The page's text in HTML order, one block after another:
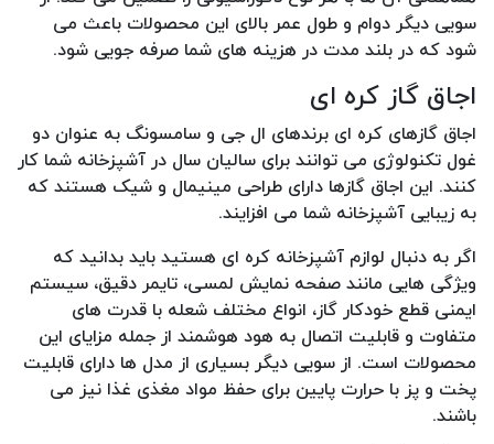
سویی دیگر دوام و طول عمر بالای این محصولات باعث می
شود که در بلند مدت در هزینه های شما صرفه جویی شود.
اجاق گاز کره ای
اجاق گازهای کره ای برندهای ال جی و سامسونگ به عنوان دو
غول تکنولوژی می توانند برای سالیان سال در آشپزخانه شما کار
کنند. این اجاق گازها دارای طراحی مینیمال و شیک هستند که
به زیبایی آشپزخانه شما می افزایند.
اگر به دنبال لوازم آشپزخانه کره ای هستید باید بدانید که
ویژگی هایی مانند صفحه نمایش لمسی، تایمر دقیق، سیستم
ایمنی قطع خودکار گاز، انواع مختلف شعله با قدرت های
متفاوت و قابلیت اتصال به هود هوشمند از جمله مزایای این
محصولات است. از سویی دیگر بسیاری از مدل ها دارای قابلیت
پخت و پز با حرارت پایین برای حفظ مواد مغذی غذا نیز می
باشند.